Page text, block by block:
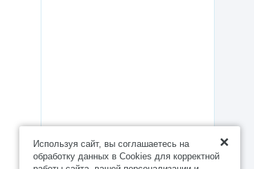
Используя сайт, вы соглашаетесь на
обработку данных в Cookies для корректной